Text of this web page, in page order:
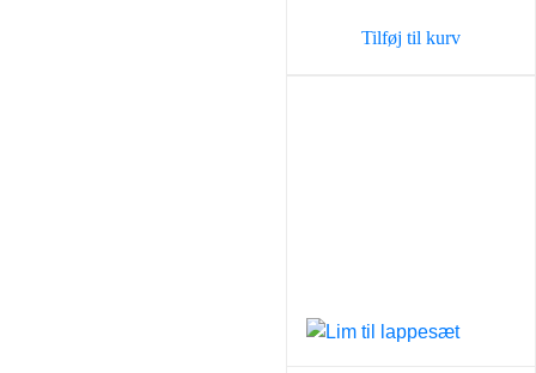
79,00 kr..
Tilføj til kurv